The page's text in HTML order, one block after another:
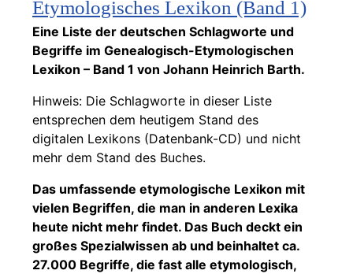
Etymologisches Lexikon (Band 1)
Eine Liste der deutschen Schlagworte und
Begriffe im Genealogisch-Etymologischen
Lexikon – Band 1 von Johann Heinrich Barth.
Hinweis: Die Schlagworte in dieser Liste
entsprechen dem heutigem Stand des
digitalen Lexikons (Datenbank-CD) und nicht
mehr dem Stand des Buches.
Das umfassende etymologische Lexikon mit
vielen Begriffen, die man in anderen Lexika
heute nicht mehr findet. Das Buch deckt ein
großes Spezialwissen ab und beinhaltet ca.
27.000 Begriffe, die fast alle etymologisch,